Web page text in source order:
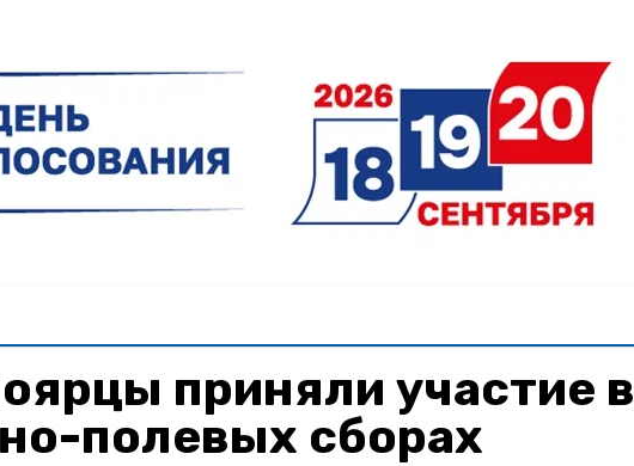
приняли участие в
полевых сборах